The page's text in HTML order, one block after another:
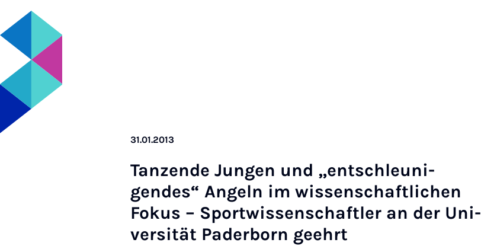
31.01.2013
Tan­zende Jun­gen und „entschleuni­
gendes“ An­geln im wis­senschaft­lichen
Fok­us – Sportwissenschaftler an der Uni­
versität Pader­born geehrt